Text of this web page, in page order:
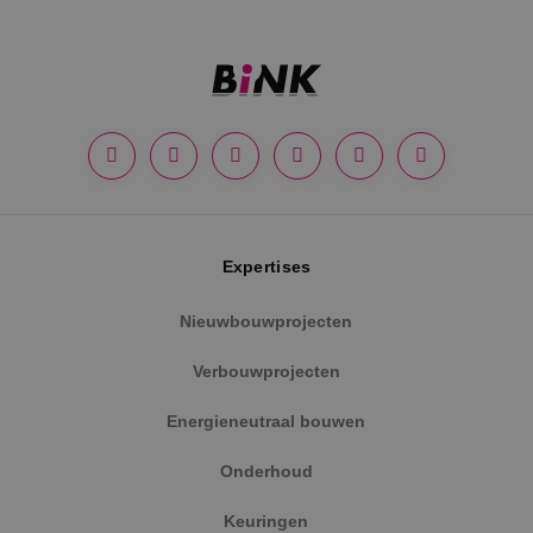
Expertises
Nieuwbouwprojecten
Verbouwprojecten
Energieneutraal bouwen
Onderhoud
Keuringen
.youtube.com